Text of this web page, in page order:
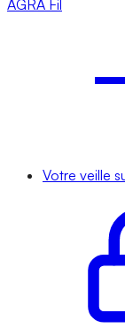
AGRA Fil
Votre veille